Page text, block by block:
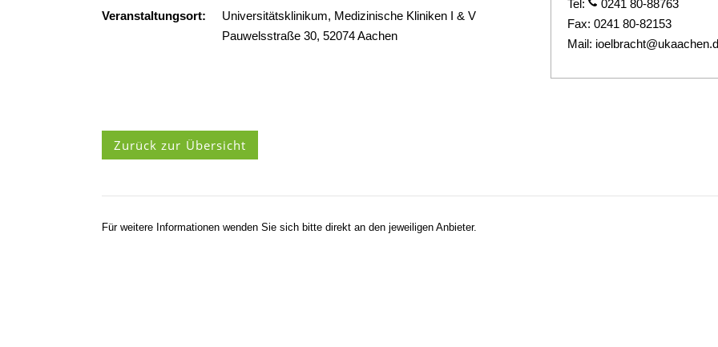
Veranstaltungsort:
Universitätsklinikum, Medizinische Kliniken I & V
Pauwelsstraße 30, 52074 Aachen
Tel:
0241 80-88763
Fax: 0241 80-82153
Mail:
Zurück zur Übersicht
Für weitere Informationen wenden Sie sich bitte direkt an den jeweiligen Anbieter.